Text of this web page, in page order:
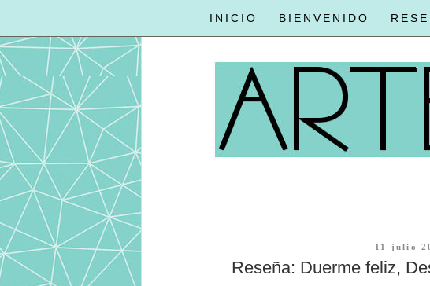
INICIO BIENVENIDO
11 julio
Reseña: Duerme feliz,